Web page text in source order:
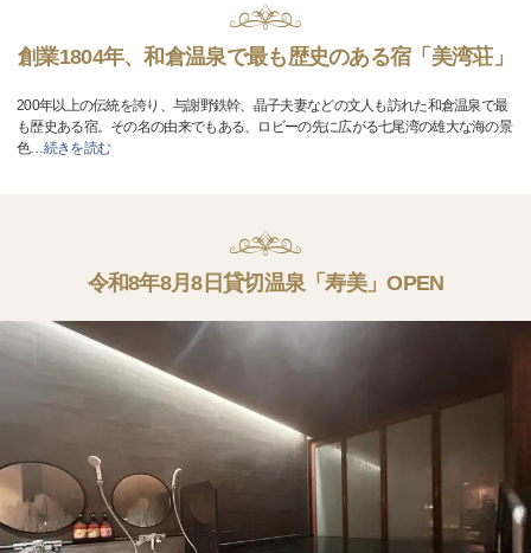
創業1804年、和倉温泉で最も歴史のある宿「美湾荘」
200年以上の伝統を誇り、与謝野鉄幹、晶子夫妻などの文人も訪れた和倉温泉で最
も歴史ある宿。その名の由来でもある、ロビーの先に広がる七尾湾の雄大な海の景
色…続きを読む
令和8年8月8日貸切温泉「寿美」OPEN